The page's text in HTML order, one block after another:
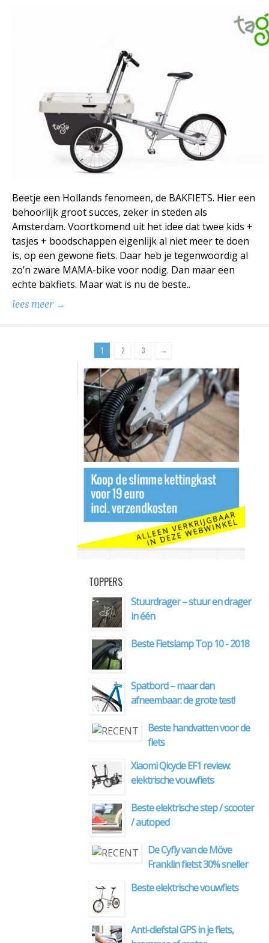
Beetje een Hollands fenomeen, de BAKFIETS. Hier een
behoorlijk groot succes, zeker in steden als
Amsterdam. Voortkomend uit het idee dat twee kids +
tasjes + boodschappen eigenlijk al niet meer te doen
is, op een gewone fiets. Daar heb je tegenwoordig al
zo’n zware MAMA-bike voor nodig. Dan maar een
echte bakfiets. Maar wat is nu de beste..
lees meer →
1 2 3 →
TOPPERS
Stuurdrager – stuur en drager
in één
Beste Fietslamp Top 10 - 2018
Spatbord – maar dan
afneembaar: de grote test!
Beste handvatten voor de
fiets
Xiaomi Qicycle EF1 review:
elektrische vouwfiets
Beste elektrische step / scooter
/ autoped
De Cyfly van de Möve
Franklin fietst 30% sneller
Beste elektrische vouwfiets
Anti-diefstal GPS in je fiets,